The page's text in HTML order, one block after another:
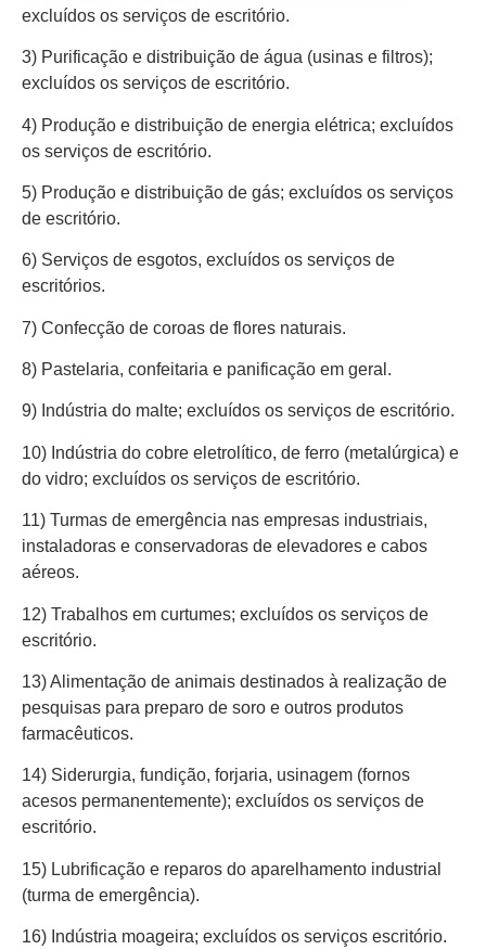
excluídos os serviços de escritório.
3) Purificação e distribuição de água (usinas e filtros);
excluídos os serviços de escritório.
4) Produção e distribuição de energia elétrica; excluídos
os serviços de escritório.
5) Produção e distribuição de gás; excluídos os serviços
de escritório.
6) Serviços de esgotos, excluídos os serviços de
escritórios.
7) Confecção de coroas de flores naturais.
8) Pastelaria, confeitaria e panificação em geral.
9) Indústria do malte; excluídos os serviços de escritório.
10) Indústria do cobre eletrolítico, de ferro (metalúrgica) e
do vidro; excluídos os serviços de escritório.
11) Turmas de emergência nas empresas industriais,
instaladoras e conservadoras de elevadores e cabos
aéreos.
12) Trabalhos em curtumes; excluídos os serviços de
escritório.
13) Alimentação de animais destinados à realização de
pesquisas para preparo de soro e outros produtos
farmacêuticos.
14) Siderurgia, fundição, forjaria, usinagem (fornos
acesos permanentemente); excluídos os serviços de
escritório.
15) Lubrificação e reparos do aparelhamento industrial
(turma de emergência).
16) Indústria moageira; excluídos os serviços escritório.